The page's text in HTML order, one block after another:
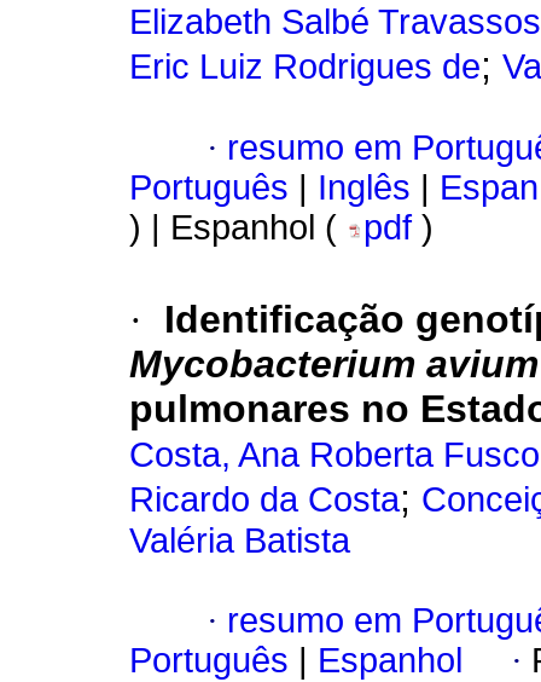
Elizabeth Salbé
Eric Luiz Rodrigues de;
· resumo em
Português
Inglês
) | Espanhol (
pdf )
·
Identificação
Mycobacterium avium
pulmonares no
Costa, Ana Roberta
Ricardo da Costa;
Valéria Batista
· resumo em
Português
Espanhol ·